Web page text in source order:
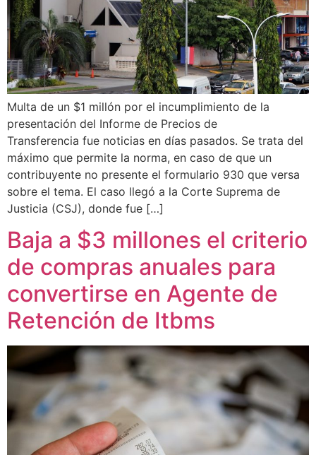
Multa de un $1 millón por el incumplimiento de la
presentación del Informe de Precios de
Transferencia fue noticias en días pasados. Se trata del
máximo que permite la norma, en caso de que un
contribuyente no presente el formulario 930 que versa
sobre el tema. El caso llegó a la Corte Suprema de
Justicia (CSJ), donde fue […]
Baja a $3 millones el criterio
de compras anuales para
convertirse en Agente de
Retención de Itbms